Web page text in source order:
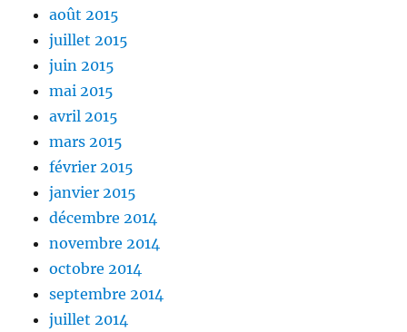
août 2015
juillet 2015
juin 2015
mai 2015
avril 2015
mars 2015
février 2015
janvier 2015
décembre 2014
novembre 2014
octobre 2014
septembre 2014
juillet 2014